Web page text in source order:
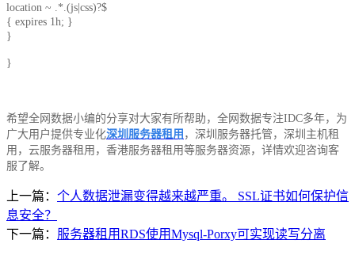
location ~ .*.(js|css)?$
{ expires 1h; }
}
}
希望全网数据小编的分享对大家有所帮助，全网数据专注IDC多年，为
广大用户提供专业化深圳服务器租用 ，深圳服务器托管，深圳主机租
用，云服务器租用，香港服务器租用等服务器资源，详情欢迎咨询客
服了解。
上一篇： 个人数据泄漏变得越来越严重。 SSL证书如何保护信
息安全？
下一篇： 服务器租用RDS使用Mysql-Porxy可实现读写分离